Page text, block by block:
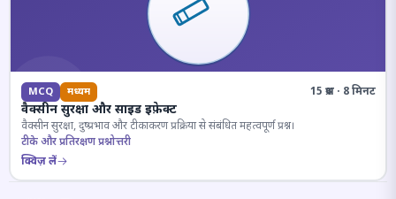
MCQ मध्यम 15 प्रश्न · 8 मिनट
वैक्सीन सुरक्षा और साइड इफ़ेक्ट
वैक्सीन सुरक्षा, दुष्प्रभाव और टीकाकरण प्रक्रिया से संबंधित महत्वपूर्ण प्रश्न।
टीके और प्रतिरक्षण प्रश्नोत्तरी
क्विज़ लें